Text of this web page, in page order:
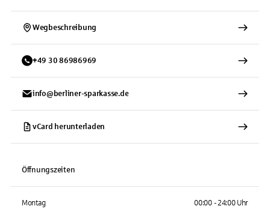
Wegbeschreibung
+49 30 86986969
info@berliner-sparkasse.de
vCard herunterladen
Öffnungszeiten
Montag 00:00 - 24:00 Uhr